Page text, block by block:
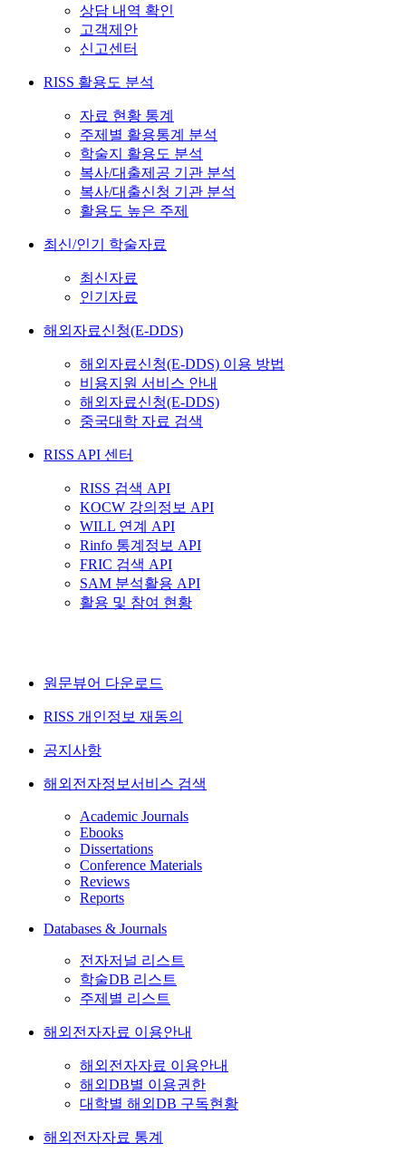
상담 내역 확인
고객제안
신고센터
RISS 활용도 분석
자료 현황 통계
주제별 활용통계 분석
학술지 활용도 분석
복사/대출제공 기관 분석
복사/대출신청 기관 분석
활용도 높은 주제
최신/인기 학술자료
최신자료
인기자료
해외자료신청(E-DDS)
해외자료신청(E-DDS) 이용 방법
비용지원 서비스 안내
해외자료신청(E-DDS)
중국대학 자료 검색
RISS API 센터
RISS 검색 API
KOCW 강의정보 API
WILL 연계 API
Rinfo 통계정보 API
FRIC 검색 API
SAM 분석활용 API
활용 및 참여 현황
원문뷰어 다운로드
RISS 개인정보 재동의
공지사항
해외전자정보서비스 검색
Academic Journals
Ebooks
Dissertations
Conference Materials
Reviews
Reports
Databases & Journals
전자저널 리스트
학술DB 리스트
주제별 리스트
해외전자자료 이용안내
해외전자자료 이용안내
해외DB별 이용권한
대학별 해외DB 구독현황
해외전자자료 통계